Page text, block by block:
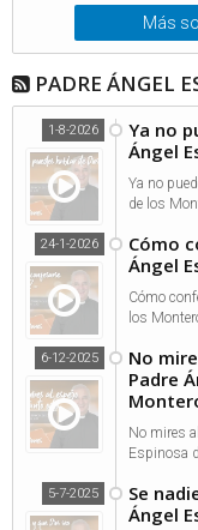
Más
PADRE ÁNGEL
Ya no
Ángel
1-8-2026
Ya no
de los
Cómo
Ángel
24-1-2026
Cómo
los
No
Padre
6-12-2025
No mires
Espinosa
Se
Ángel
5-7-2025